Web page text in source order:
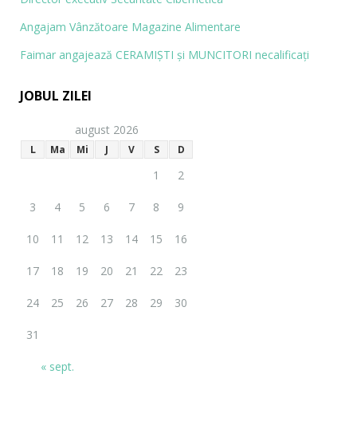
Angajam Vânzătoare Magazine Alimentare
Faimar angajează CERAMIŞTI și MUN­CITORI necalificaţi
JOBUL ZILEI
august 2026
L Ma Mi J V S D
« sept.
1 2
3 4 5 6 7 8 9
10 11 12 13 14 15 16
17 18 19 20 21 22 23
24 25 26 27 28 29 30
31